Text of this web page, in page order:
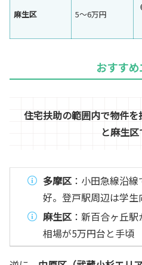
麻生区 5〜6万円
おすす
住宅扶助の範囲内で物件
と麻生区
多摩区：小田急線沿線
好。登戸駅周辺は学
麻生区：新百合ヶ丘
相場が5万円台と手頃